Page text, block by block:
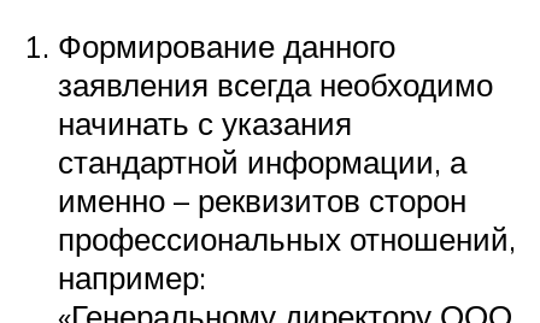
Формирование данного
заявления всегда необходимо
начинать с указания
стандартной информации, а
именно – реквизитов сторон
профессиональных отношений,
например: